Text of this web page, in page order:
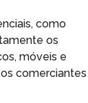
como
os
móveis e